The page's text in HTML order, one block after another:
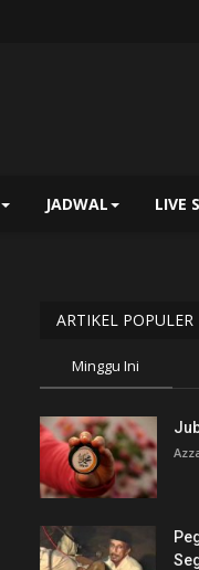
JADWAL LIVE
ARTIKEL POPULER
Minggu Ini